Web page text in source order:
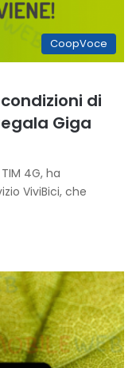
CoopVoce
di
Giga
4G, ha
ViviBici, che